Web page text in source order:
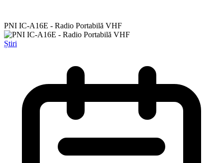
PNI IC-A16E - Radio Portabilă VHF
Știri